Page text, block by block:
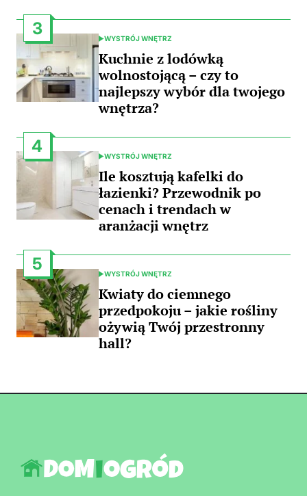
3
POSTED
IN
WYSTRÓJ WNĘTRZ
Kuchnie z lodówką
wolnostojącą – czy to
najlepszy wybór dla twojego
wnętrza?
4
POSTED
IN
WYSTRÓJ WNĘTRZ
Ile kosztują kafelki do
łazienki? Przewodnik po
cenach i trendach w
aranżacji wnętrz
5
POSTED
IN
WYSTRÓJ WNĘTRZ
Kwiaty do ciemnego
przedpokoju – jakie rośliny
ożywią Twój przestronny
hall?